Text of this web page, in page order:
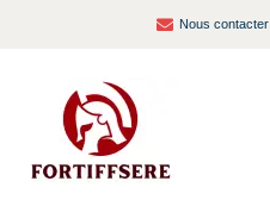
Nous contacter